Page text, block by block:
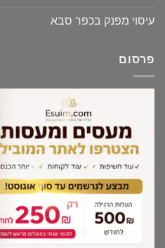
עיסוי מפנק בכפר סבא
פרסום